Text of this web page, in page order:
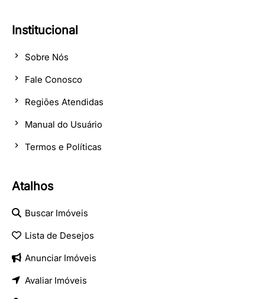
Institucional
Sobre Nós
Fale Conosco
Regiões Atendidas
Manual do Usuário
Termos e Políticas
Atalhos
Buscar Imóveis
Lista de Desejos
Anunciar Imóveis
Avaliar Imóveis